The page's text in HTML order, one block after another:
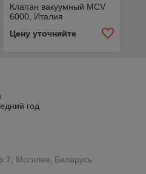
Клапан вакуумный MCV
6000, Италия
Цену уточняйте
год
Могилев, Беларусь